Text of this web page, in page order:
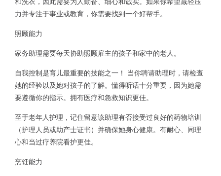
和洗衣，因此需要为人勤奋、细心和诚实。如果你希望减轻压
力并专注于事业或教育，你需要找到一个好帮手。
照顾能力
家务助理需要每天协助照顾雇主的孩子和家中的老人。
自我控制是育儿最重要的技能之一！ 当你聘请助理时，请检查
她的经验以及她对孩子的了解。懂得听话十分重要，因为她需
要遵循你的指示。拥有医疗和急救知识更佳。
至于老年人护理，记住留意该助理有否接受过良好的药物培训
（护理人员或助产士证书）并确保她身心健康。有耐心、同理
心和当过疗养院看护更佳。
烹饪能力